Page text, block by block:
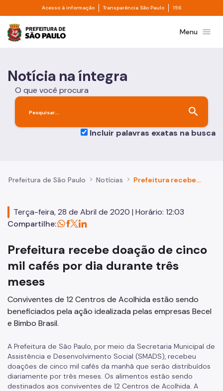
Pular para o Conteúdo principal
Acesso à informação Divisor de acesso à informação
Transparência São Paulo Divisor de
156
Prefeitura de São PauloMenu menu
Notícia na íntegra
O que você procura
search
Incluir palavras exatas na busca
Prefeitura de São Paulo Notícias Prefeitura recebe doação de cinco mil cafés por dia durante três meses
Terça-feira, 28 de Abril de 2020 | Horário: 12:03
Compartilhe:
Prefeitura recebe doação de cinco
mil cafés por dia durante três
meses
Conviventes de 12 Centros de Acolhida estão sendo
beneficiados pela ação idealizada pelas empresas Becel
e Bimbo Brasil.
A Prefeitura de São Paulo, por meio da Secretaria Municipal de
Assistência e Desenvolvimento Social (SMADS), recebeu
doações de cinco mil cafés da manhã que serão distribuídos
diariamente por três meses. Os alimentos estão sendo
destinados aos conviventes de 12 Centros de Acolhida. A